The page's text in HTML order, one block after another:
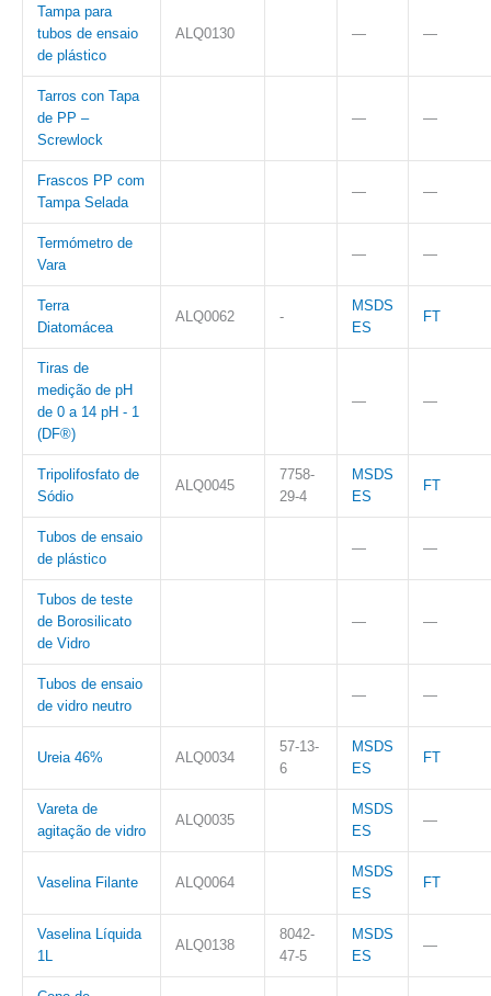
Tampa para
tubos de ensaio
de plástico
ALQ0130 — —
Tarros con Tapa
de PP –
Screwlock
— —
Frascos PP com
Tampa Selada
— —
Termómetro de
Vara
— —
Terra
Diatomácea
ALQ0062 -
MSDS
ES
FT
Tiras de
medição de pH
de 0 a 14 pH - 1
(DF®)
— —
Tripolifosfato de
Sódio
ALQ0045
7758-
29-4
MSDS
ES
FT
Tubos de ensaio
de plástico
— —
Tubos de teste
de Borosilicato
de Vidro
— —
Tubos de ensaio
de vidro neutro
— —
Ureia 46% ALQ0034
57-13-
6
MSDS
ES
FT
Vareta de
agitação de vidro
ALQ0035
MSDS
ES
—
Vaselina Filante ALQ0064
MSDS
ES
FT
Vaselina Líquida
1L
ALQ0138
8042-
47-5
MSDS
ES
—